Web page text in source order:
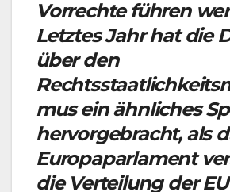
Vorrechte führen
Letztes Jahr hat die
über den
mus ein ähnliches
hervorgebracht, als
Europaparlament
die Verteilung der